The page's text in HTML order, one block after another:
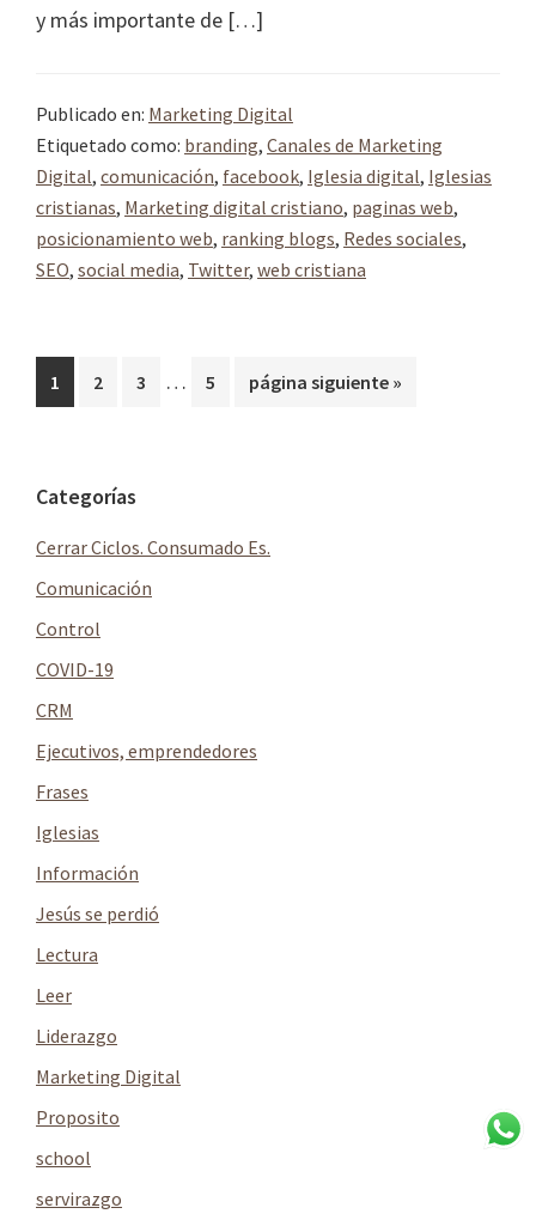
y más importante de […]
Publicado en: Marketing Digital
Etiquetado como: branding, Canales de Marketing
Digital, comunicación, facebook, Iglesia digital, Iglesias
cristianas, Marketing digital cristiano, paginas web,
posicionamiento web, ranking blogs, Redes sociales,
SEO, social media, Twitter, web cristiana
Página
1 Página
2 Página
3
Páginas
… Página
5
Ir
página siguiente »
Barra
lateral
principal
Categorías
Cerrar Ciclos. Consumado Es.
Comunicación
Control
COVID-19
CRM
Ejecutivos, emprendedores
Frases
Iglesias
Información
Jesús se perdió
Lectura
Leer
Liderazgo
Marketing Digital
Proposito
school
servirazgo